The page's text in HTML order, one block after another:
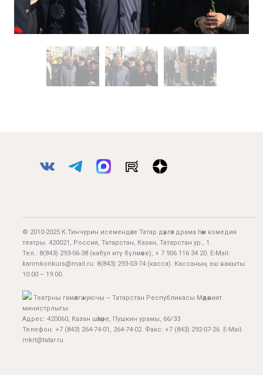
© 2010-2025 К.Тинчурин исемендәге Татар дәүләт драма һәм комедия
театры. 420021, Россия, Татарстан, Казан, Татарстан ур., 1.
Тел.: 8(843) 293-06-38 (кабул итү бүлмәсе), + 7 906 116 34 20. E-Mail:
karimkonkurs@mail.ru. 8(843) 293-03-74 (касса). Кассаның эш вакыты:
10:00 – 19:00.
Театрны гамәлгә куючы – Татарстан Республикасы Мәдәният
министрлыгы.
Адрес: 420060, Казан шәһәре, Пушкин урамы, 66/33
Телефон: +7 (843) 264-74-01, 264-74-02. Факс: +7 (843) 292-07-26. E-Mail:
mkrt@tatar.ru